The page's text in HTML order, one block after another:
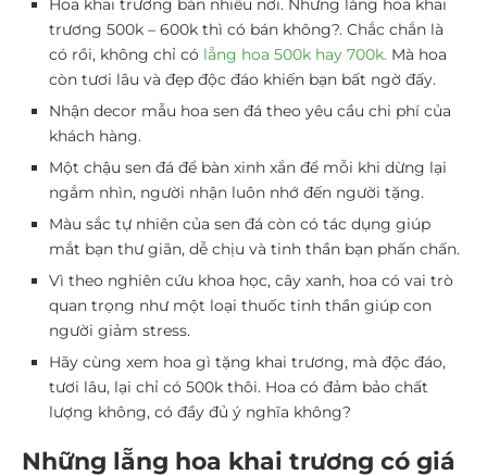
Hoa khai trương bán nhiều nơi. Nhưng l ẵng hoa khai
trương 500k – 600k thì có bán không?. Chắc chắn là
có rồi, không chỉ có lẵng hoa 500k hay 700k. Mà hoa
còn tươi lâu và đẹp độc đáo khiến bạn bất ngờ đấy.
Nhận decor mẫu hoa sen đá theo yêu cầu chi phí của
khách hàng.
Một chậu sen đá để bàn xinh xắn để mỗi khi dừng lại
ngắm nhìn, người nhận luôn nhớ đến người tặng.
Màu sắc tự nhiên của sen đá còn có tác dụng giúp
mắt bạn thư giãn, dễ chịu và tinh thần bạn phấn chấn.
Vì theo nghiên cứu khoa học, cây xanh, hoa có vai trò
quan trọng như một loại thuốc tinh thần giúp con
người giảm stress.
Hãy cùng xem hoa gì tặng khai trương, mà độc đáo,
tươi lâu, lại chỉ có 500k thôi. Hoa có đảm bảo chất
lượng không, có đầy đủ ý nghĩa không?
Những lẵng hoa khai trương có giá